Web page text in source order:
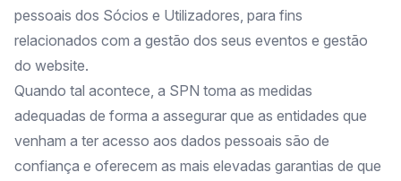
pessoais dos Sócios e Utilizadores, para fins
relacionados com a gestão dos seus eventos e gestão
do website.
Quando tal acontece, a SPN toma as medidas
adequadas de forma a assegurar que as entidades que
venham a ter acesso aos dados pessoais são de
confiança e oferecem as mais elevadas garantias de que